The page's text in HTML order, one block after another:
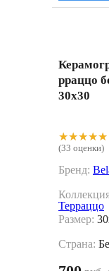
рраццо
30x30
★★★★★
★★★★★
(33 оценки)
Бренд:
Терраццо
Размер:
Страна: